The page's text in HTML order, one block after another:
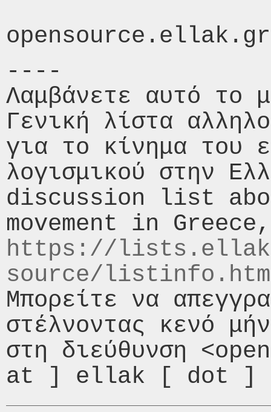
----
Λαμβάνετε αυτό το
Γενική λίστα
για το κίνημα του
λογισμικού στην
discussion list
https://
source/
Μπορείτε να
στέλνοντας κενό
στη διεύθυνση